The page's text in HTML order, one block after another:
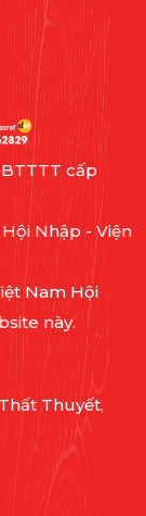
BTTTT cấp
Nhập - Viện
Nam Hội
này.
Thuyết,